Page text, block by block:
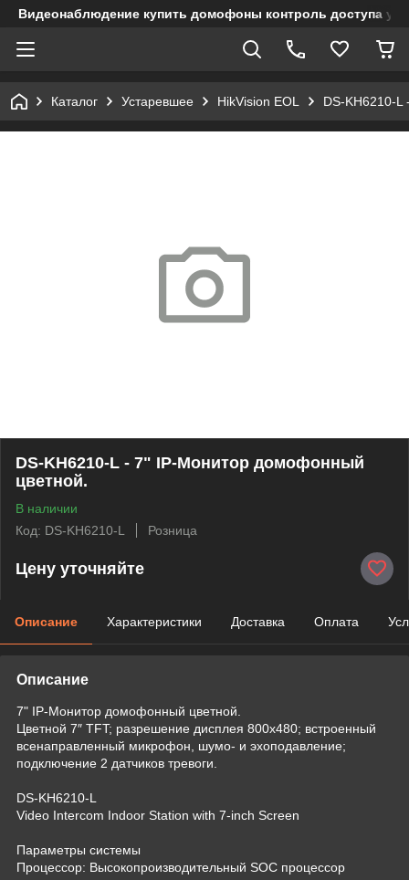
Видеонаблюдение купить домофоны контроль доступа
Каталог Устаревшее HikVision EOL DS-KH6210-
DS-KH6210-L - 7" IP-Монитор домофонный
цветной.
В наличии
Код: DS-KH6210-L
Розница
Цену уточняйте
Описание Характеристики Доставка Оплата
Описание
7" IP-Монитор домофонный цветной.
Цветной 7″ TFT; разрешение дисплея 800х480; встроенный
всенаправленный микрофон, шумо- и эхоподавление;
подключение 2 датчиков тревоги.
DS-KH6210-L
Video Intercom Indoor Station with 7-inch Screen
Параметры системы
Процессор: Высокопроизводительный SOC процессор